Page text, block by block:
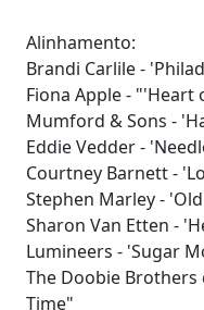
Alinhamento:
Brandi Carlile -
Fiona Apple - "'Heart
Mumford & Sons -
Eddie Vedder -
Courtney Barnett -
Stephen Marley -
Sharon Van Etten -
Lumineers - 'Sugar
The Doobie Brothers
Time"